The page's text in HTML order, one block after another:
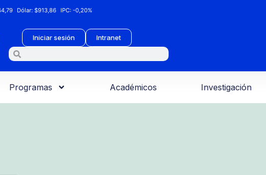
Dólar:$913,86 IPC:-0,20%
Iniciar sesión Intranet
Programas Académicos Investigación